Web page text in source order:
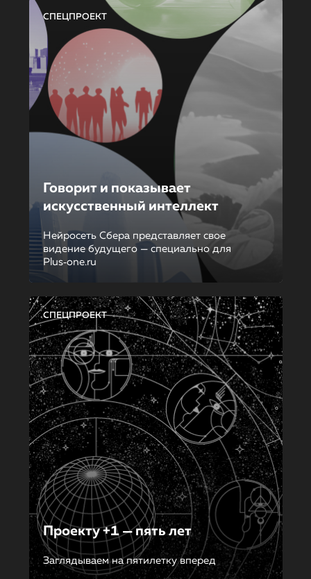
СПЕЦПРОЕКТ
Говорит и показывает
искусственный интеллект
Нейросеть Сбера представляет свое
видение будущего — специально для
Plus‑one.ru
СПЕЦПРОЕКТ
Проекту +1 — пять лет
Заглядываем на пятилетку вперед